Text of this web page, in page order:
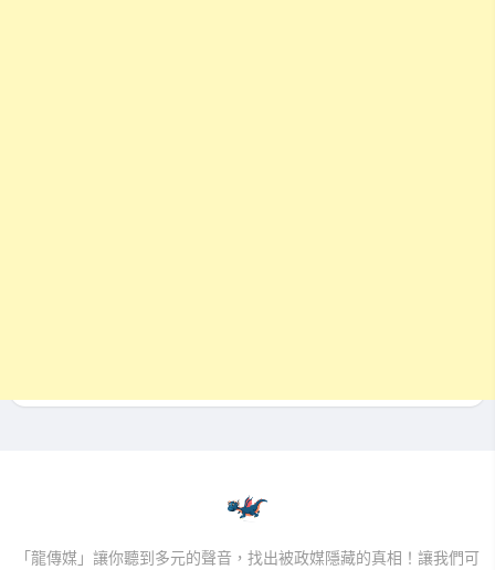
「龍傳媒」讓你聽到多元的聲音，找出被政媒隱藏的真相！讓我們可